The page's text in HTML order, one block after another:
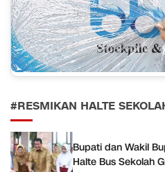
#RESMIKAN HALTE
Bupati dan Wakil
Halte Bus Sekolah